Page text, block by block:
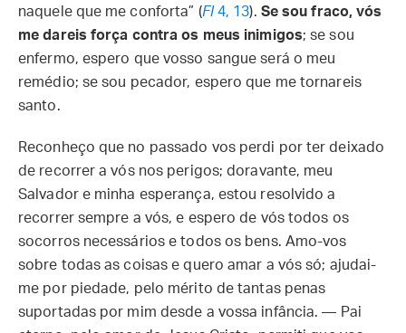
naquele que me conforta” (Fl4, 13). Se sou fraco, vós
me dareis força contra os meus inimigos; se sou
enfermo, espero que vosso sangue será o meu
remédio; se sou pecador, espero que me tornareis
santo.
Reconheço que no passado vos perdi por ter deixado
de recorrer a vós nos perigos; doravante, meu
Salvador e minha esperança, estou resolvido a
recorrer sempre a vós, e espero de vós todos os
socorros necessários e todos os bens. Amo-vos
sobre todas as coisas e quero amar a vós só; ajudai-
me por piedade, pelo mérito de tantas penas
suportadas por mim desde a vossa infância. — Pai